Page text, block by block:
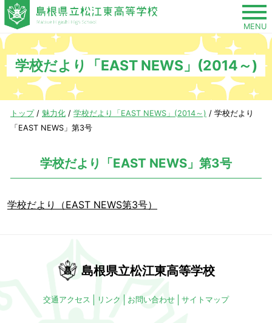
このページの本文へ
MENU
学校だより「EAST NEWS」(2014～)
現
在
トップ/ 魅力化 / 学校だより「EAST NEWS」(2014～) / 学校だより
「EAST NEWS」第3号
学校だより「EAST NEWS」第3号
学校だより（EAST NEWS第3号）
島根県立松江東高等学校
交通アクセス リンク お問い合わせ サイトマップ